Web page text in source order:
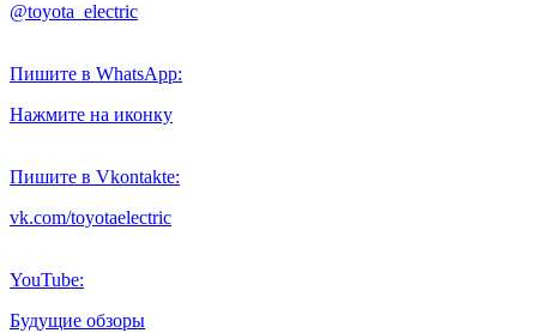
@toyota_electric
Пишите в WhatsApp:
Нажмите на иконку
Пишите в Vkontakte:
vk.com/toyotaelectric
YouTube:
Будущие обзоры